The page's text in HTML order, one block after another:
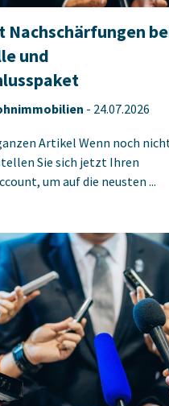
Nachschärfungen
und
- 24.07.2026
Artikel Wenn noch
Sie sich jetzt Ihren
um auf die neusten ...